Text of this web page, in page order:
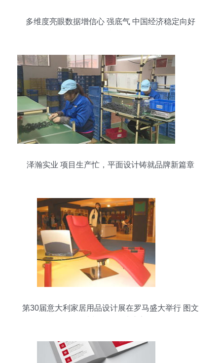
多维度亮眼数据增信心 强底气 中国经济稳定向好
泽瀚实业 项目生产忙，平面设计铸就品牌新篇章
第30届意大利家居用品设计展在罗马盛大举行 图文